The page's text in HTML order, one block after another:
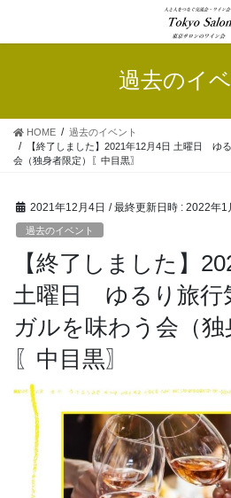
テ
ス
ゲ
ン
過去のイ
HOME
過去のイベント
【終了しました】2021年12月4日 土曜日 ゆ
会（独身者限定）〖中目黒〗
2021年12月4日 / 最終更新日時 : 2022年1
過去のイベント
【終了しました】
土曜日 ゆるり旅行
ガルを味わう会（独
〖中目黒〗